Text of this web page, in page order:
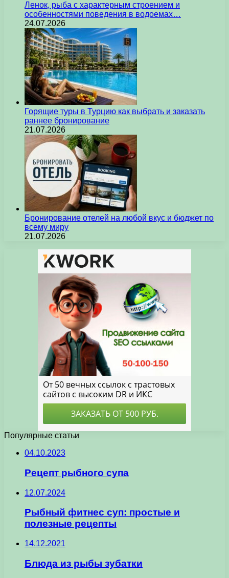
Ленок, рыба с характерным строением и
особенностями поведения в водоемах…
24.07.2026
Горящие туры в Турцию как выбрать и заказать
раннее бронирование
21.07.2026
Бронирование отелей на любой вкус и бюджет по
всему миру
21.07.2026
Популярные статьи
04.10.2023
Рецепт рыбного супа
12.07.2024
Рыбный фитнес суп: простые и
полезные рецепты
14.12.2021
Блюда из рыбы зубатки